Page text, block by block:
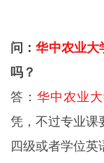
问：华中农业大
吗？
答：华中农业
凭，不过专业课
四级或者学位英